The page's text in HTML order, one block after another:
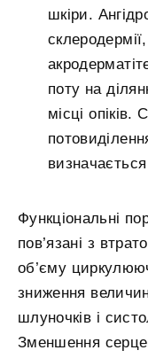
шкіри.
поту на
місці опіків.
Функціональні
пов’язані з
об’єму
зниження
шлуночків і
Зменшення